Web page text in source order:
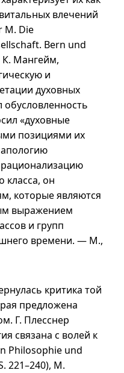
влечений
M. Die
Bern und
К. Мангейм,
и
духовных
«духовные
позициями их
он
которые являются
выражением
и групп
времени. — М.,
критика той
предложена
Г. Плесснер
связана с волей к
Philosophie und
221–240), M.